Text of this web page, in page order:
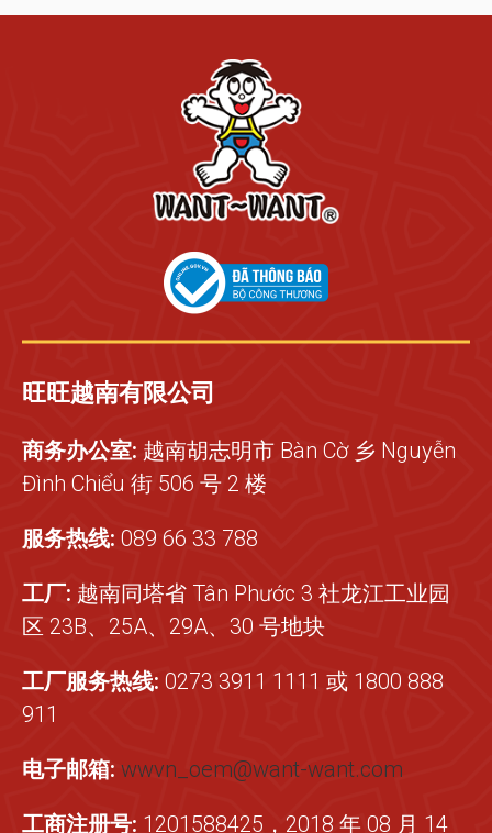
旺旺越南有限公司
商务办公室: 越南胡志明市 Bàn Cờ 乡 Nguyễn
Đình Chiểu 街 506 号 2 楼
服务热线: 089 66 33 788
工厂: 越南同塔省 Tân Phước 3 社龙江工业园
区 23B、25A、29A、30 号地块
工厂服务热线: 0273 3911 1111 或 1800 888
911
电子邮箱: wwvn_oem@want-want.com
工商注册号: 1201588425，2018 年 08 月 14